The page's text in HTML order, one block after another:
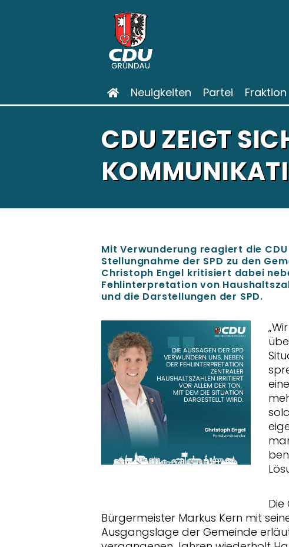
Neuigkeiten Partei Fraktion
CDU ZEIGT
Mit Verwunderung reagiert die
Stellungnahme der SPD zu den
Christoph Engel kritisiert dabei
Fehlinterpretation von
und die Darstellungen der SPD.
Die
Bürgermeister Markus Kern mit
Ausgangslage der Gemeinde